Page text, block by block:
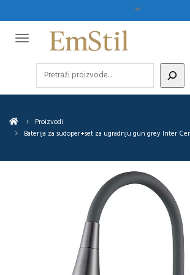
Proizvodi
Baterija za sudoper+set za ugradnju gun grey Inter